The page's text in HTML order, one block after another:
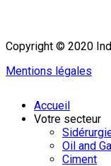
Copyright © 2020
Mentions légales
Accueil
Votre secteur
Oil and
Ciment